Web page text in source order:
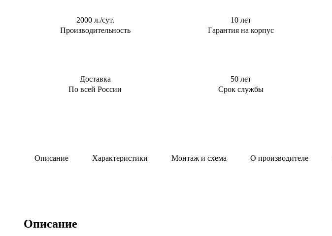
2000 л./сут.
Производительность
10 лет
Гарантия на корпус
Доставка
По всей России
50 лет
Срок службы
Описание Характеристики Монтаж и схема О производителе
Описание